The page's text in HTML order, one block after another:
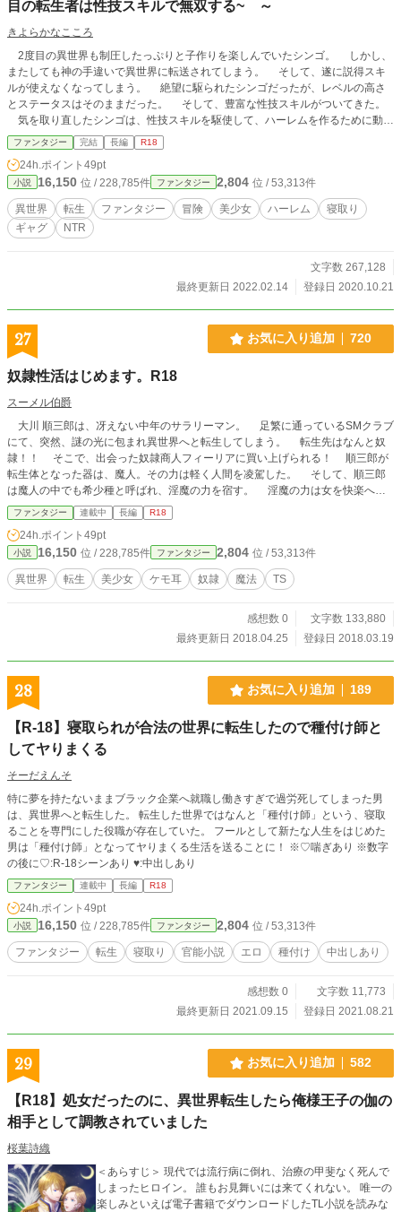
目の転生者は性技スキルで無双する~ ～
きよらかなこころ
2度目の異世界も制圧したっぷりと子作りを楽しんでいたシンゴ。 しかし、
またしても神の手違いで異世界に転送されてしまう。 そして、遂に説得スキ
ルが使えなくなってしまう。 絶望に駆られたシンゴだったが、レベルの高さ
とステータスはそのままだった。 そして、豊富な性技スキルがついてきた。
気を取り直したシンゴは、性技スキルを駆使して、ハーレムを作るために動き
出すのであった。
ファンタジー 完結 長編 R18
24h.ポイント 49pt
小説 16,150 位 / 228,785件 ファンタジー 2,804 位 / 53,313件
異世界 転生 ファンタジー 冒険 美少女 ハーレム
寝取り
ギャグ
NTR
文字数 267,128
最終更新日 2022.02.14
登録日 2020.10.21
27 お気に入り追加 720
奴隷性活はじめます。R18
スーメル伯爵
大川 順三郎は、冴えない中年のサラリーマン。 足繁に通っているSMクラブ
にて、突然、謎の光に包まれ異世界へと転生してしまう。 転生先はなんと奴
隷！！ そこで、出会った奴隷商人フィーリアに買い上げられる！ 順三郎が
転生体となった器は、魔人。その力は軽く人間を凌駕した。 そして、順三郎
は魔人の中でも希少種と呼ばれ、淫魔の力を宿す。 淫魔の力は女を快楽へ誘
う……。 その能力に目を付けた、フィーリアは順三郎の力を使い性奴隷を作
り上げて王侯貴族や豪商などに売り、富と名声を手に入れることが目的。 ま
た、順三郎も己れの欲に殉じる男！！！ これから出会う、いく数多の女
を…………。 がっつりエロ描写あります。苦手な方はご容赦下さい。 ノク
ターンノベルズに投稿していたものを大幅に改稿、修正し、投稿しております。
ファンタジー 連載中 長編 R18
24h.ポイント 49pt
小説 16,150 位 / 228,785件 ファンタジー 2,804 位 / 53,313件
異世界 転生 美少女 ケモ耳 奴隷 魔法 TS
感想数 0
文字数 133,880
最終更新日 2018.04.25
登録日 2018.03.19
28 お気に入り追加 189
【R-18】寝取られが合法の世界に転生したので種付け師と
してヤりまくる
そーだえんそ
特に夢を持たないままブラック企業へ就職し働きすぎで過労死してしまった男
は、異世界へと転生した。 転生した世界ではなんと「種付け師」という、寝取
ることを専門にした役職が存在していた。 フールとして新たな人生をはじめた
男は「種付け師」となってヤりまくる生活を送ることに！ ※♡喘ぎあり ※数字
の後に♡:R-18シーンあり ♥:中出しあり
ファンタジー 連載中 長編 R18
24h.ポイント 49pt
小説 16,150 位 / 228,785件 ファンタジー 2,804 位 / 53,313件
ファンタジー 転生 寝取り 官能小説 エロ 種付け 中出しあり
感想数 0
文字数 11,773
最終更新日 2021.09.15
登録日 2021.08.21
29 お気に入り追加 582
【R18】処女だったのに、異世界転生したら俺様王子の伽の
相手として調教されていました
桜葉詩織
＜あらすじ＞ 現代では流行病に倒れ、治療の甲斐なく死んで
しまったヒロイン。 誰もお見舞いには来てくれない。 唯一の
楽しみといえば電子書籍でダウンロードしたTL小説を読みな